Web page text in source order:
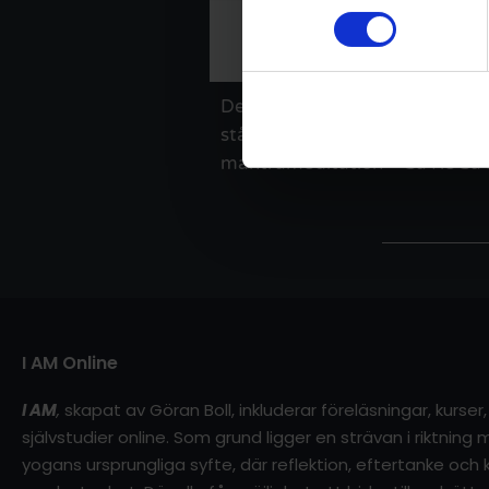
Detta djupt balanserande
stående för rygg, axlar,
mantrameditation – Sa Re Sa
I AM Online
I AM, skapat av Göran Boll, inkluderar föreläsningar,
självstudier online. Som grund ligger en strävan i
yogans ursprungliga syfte, där reflektion, eftertanke och